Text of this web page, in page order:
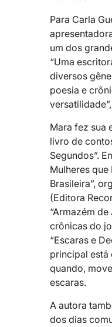
Para Carla
um dos
“Uma
diversos
poesia e
Mara fez sua
livro de
Segundos”.
Mulheres que
Brasileira”,
(Editora
“Armazém
crônicas do
“Escaras e
principal está
quando,
escaras.
A autora
dos dias